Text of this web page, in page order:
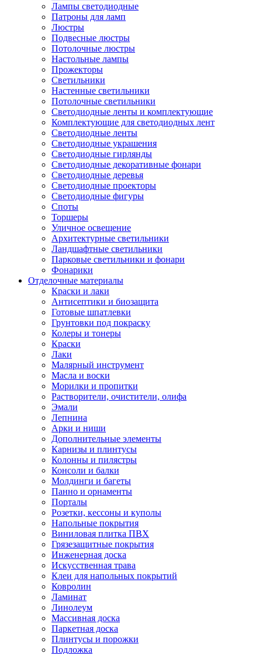
Лампы светодиодные
Патроны для ламп
Люстры
Подвесные люстры
Потолочные люстры
Настольные лампы
Прожекторы
Светильники
Настенные светильники
Потолочные светильники
Светодиодные ленты и комплектующие
Комплектующие для светодиодных лент
Светодиодные ленты
Светодиодные украшения
Светодиодные гирлянды
Светодиодные декоративные фонари
Светодиодные деревья
Светодиодные проекторы
Светодиодные фигуры
Споты
Торшеры
Уличное освещение
Архитектурные светильники
Ландшафтные светильники
Парковые светильники и фонари
Фонарики
Отделочные материалы
Краски и лаки
Антисептики и биозащита
Готовые шпатлевки
Грунтовки под покраску
Колеры и тонеры
Краски
Лаки
Малярный инструмент
Масла и воски
Морилки и пропитки
Растворители, очистители, олифа
Эмали
Лепнина
Арки и ниши
Дополнительные элементы
Карнизы и плинтусы
Колонны и пилястры
Консоли и балки
Молдинги и багеты
Панно и орнаменты
Порталы
Розетки, кессоны и куполы
Напольные покрытия
Виниловая плитка ПВХ
Грязезащитные покрытия
Инженерная доска
Искусственная трава
Клеи для напольных покрытий
Ковролин
Ламинат
Линолеум
Массивная доска
Паркетная доска
Плинтусы и порожки
Подложка